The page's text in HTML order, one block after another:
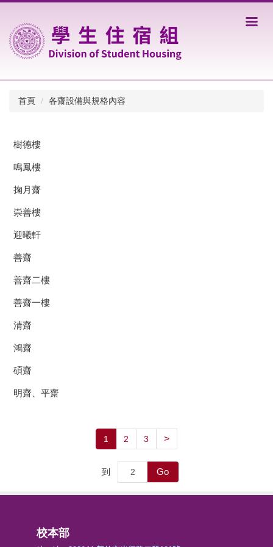
主
要
首頁
各齋設備與規格內容
樹德樓
鳴鳳樓
掬月齋
崇善樓
迎曦軒
善齋
善齋二樓
善齋一樓
清齋
鴻齋
碩齋
明齋、平齋
1 2 3 >
到 Go
校本部